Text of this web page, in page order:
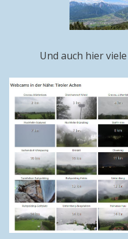
Und auch hier